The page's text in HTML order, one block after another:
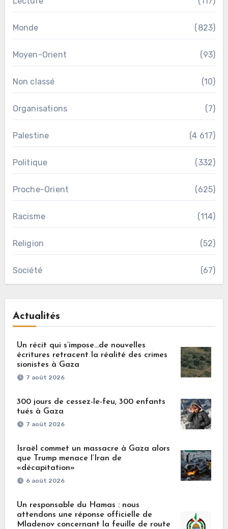
Monde (823)
Moyen-Orient (93)
Non classé (10)
Organisations (7)
Palestine (4 617)
Politique (332)
Proche-Orient (625)
Racisme (114)
Religion (52)
Société (67)
Actualités
Un récit qui s’impose…de nouvelles
écritures retracent la réalité des crimes
sionistes à Gaza
7 août 2026
300 jours de cessez-le-feu, 300 enfants
tués à Gaza
7 août 2026
Israël commet un massacre à Gaza alors
que Trump menace l’Iran de
«décapitation»
6 août 2026
Un responsable du Hamas : nous
attendons une réponse officielle de
Mladenov concernant la feuille de route